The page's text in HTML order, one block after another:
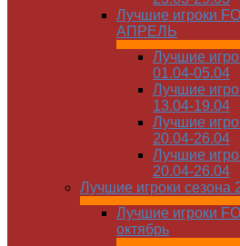
Лучшие игроки
АПРЕЛЬ
Лучшие
01.04-05.04
Лучшие
13.04-19.04
Лучшие
20.04-26.04
Лучшие
20.04-26.04
Лучшие игроки сезона
Лучшие игроки
октябрь